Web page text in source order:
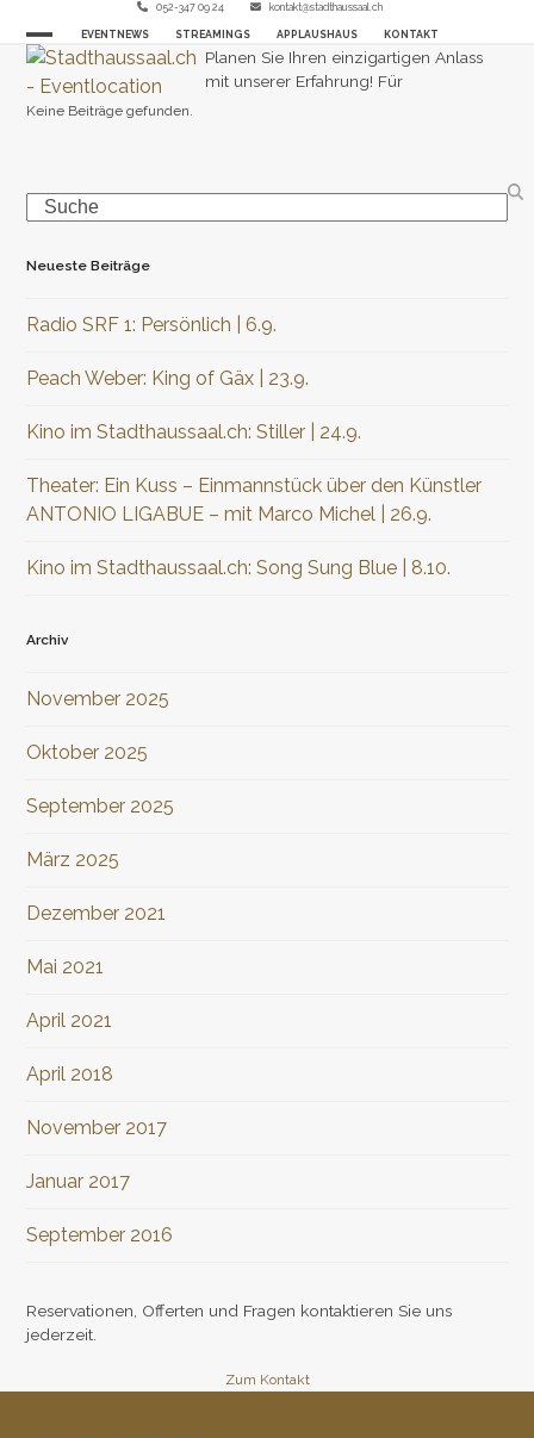
content
052-347 09 24 kontakt@stadthaussaal.ch
EVENTNEWS STREAMINGS APPLAUSHAUS KONTAKT
Open
mobile
Close
mobile
Keine Beiträge gefunden.
Search
Neueste Beiträge
Radio SRF 1: Persönlich | 6.9.
Peach Weber: King of Gäx | 23.9.
Kino im Stadthaussaal.ch: Stiller | 24.9.
Theater: Ein Kuss – Einmannstück über den Künstler
ANTONIO LIGABUE – mit Marco Michel | 26.9.
Kino im Stadthaussaal.ch: Song Sung Blue | 8.10.
Archiv
November 2025
Oktober 2025
September 2025
März 2025
Dezember 2021
Mai 2021
April 2021
April 2018
November 2017
Januar 2017
September 2016
Planen Sie Ihren einzigartigen Anlass
mit unserer Erfahrung! Für
Reservationen, Offerten und Fragen kontaktieren Sie uns
jederzeit.
Zum Kontakt